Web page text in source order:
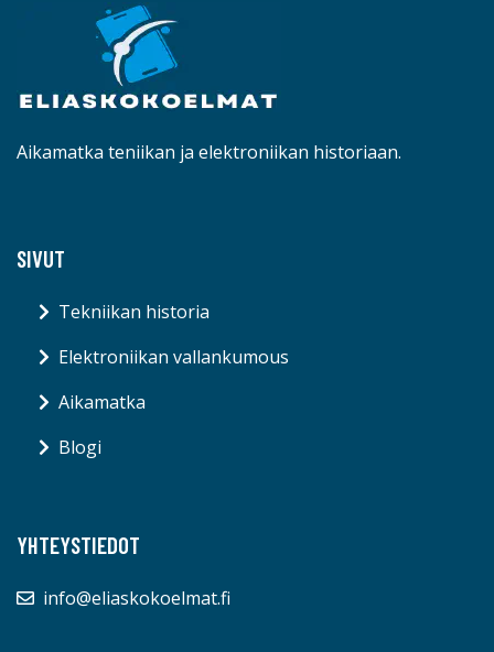
Aikamatka teniikan ja elektroniikan historiaan.
SIVUT
Tekniikan historia
Elektroniikan vallankumous
Aikamatka
Blogi
YHTEYSTIEDOT
info@eliaskokoelmat.fi